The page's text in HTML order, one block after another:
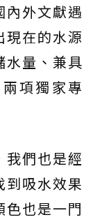
外文獻遇
現在的水源
水量、兼具
項獨家專
我們也是經
到吸水效果
也是一門